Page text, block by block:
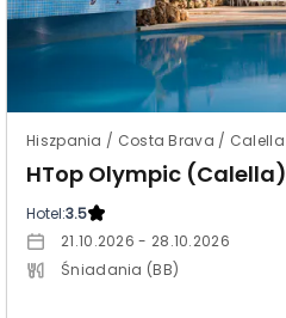
Hiszpania / Costa Brava / Calella
HTop Olympic (Calella)
Hotel:3.5
21.10.2026 - 28.10.2026
Śniadania (BB)